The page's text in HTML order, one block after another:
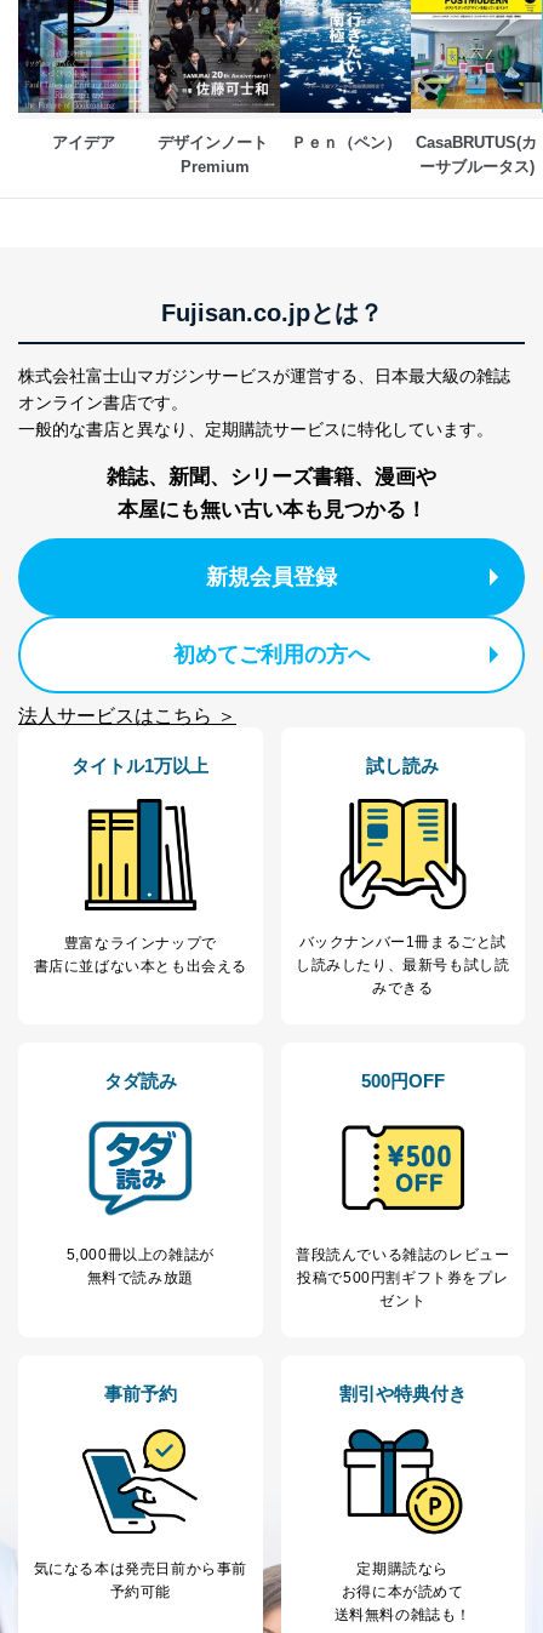
2 いただいた方の個
人情報
処、オペレーター教育など応対品
質向上のため
3
Aサービス利用者
カスタマーQ＆Aサイトの投稿内容
の確認のため
ｅメール等によるカスタマーQ＆A
ため
ｅメール等による商品、サービ
ス、キャンペーン等の広告に関す
め
6
パートナー（提携
により当社の
定期購読サービス
等をご利用の方の
購入商品配送のため
た商品の発売元企業からのｅメー
サービス、キャンペーン等の広告
SNS公式アカウン
当社のサービス利用状況の把握お
よびその分析のため
お問い合わせ対応、トラブル対
質向上のため
ー等にて公表する利用目的達成の
※上記の利用目的のうちNo.1～5については保有個人デ
ータ（開示対象個人情報）の利用目的であり、下記4.の
開示等のご請求に対応させていただきます。
各SNS運営会社様にご請求いただきますようお願い致し
３．個人情報の第三者提供について
当社は、取得した個人情報を適切に管理し､あらかじめ
本人の同意を得ることなく第三者に提供することはあり
法令に基づく場合
人の生命､身体または財産の保護のために必要がある
場合であって、本人の同意を得ることが困難であると
に特に必要がある場合であって、本人の同意を得るこ
とが困難である場合。
国の機関もしくは地方公共団体またはその委託を受け
た者が法令の定める事務を遂行することに対して協力
する必要がある場合であって、本人の同意を得ること
により当該事務の遂行に支障を及ぼすおそれがあると
き。
だ企業に、業務の一部として個人情報の取扱いを委
託・提供する場合、その業務に必要な範囲で委託・提
供先企業に個人情報を開示することがあります。
トカード決済などの決済代行・料金回収会社、広
提供先：出版社、出版物発売元、卸売会社、販売
店など商品の供給者、梱包会社、配送会社、新聞
販売店などの梱包・配送・配達会社
４．開示対象個人情報の「開示」「訂正」等の請求につ
当社は、本人から、開示対象個人情報について利用目的
の通知を求められた場合には、遅滞なくこれに応じま
アイデア
デザインノート
Premium
Ｐｅｎ（ペン）
CasaBRUTUS(カ
ーサブルータス)
Fujisan.co.jpとは？
株式会社富士山マガジンサービスが運営する、
日本最大級の雑誌
オンライン書店です。
一般的な書店と異なり、 定期購読サービスに特化しています。
雑誌、新聞、シリーズ書籍、漫画や
本屋にも無い古い本も見つかる！
新規会員登録
初めてご利用の方へ
法人サービスはこちら ＞
タイトル1万以上
豊富なラインナップで
書店に並ばない本とも出会える
試し読み
バックナンバー1冊まるごと試
し読み したり、最新号も試し読
みできる
タダ読み
5,000冊以上の雑誌が
無料で読み放題
500円OFF
普段読んでいる雑誌のレビュー
投稿で500円割ギフト券をプレ
ゼント
事前予約
気になる本は発売日前から事前
予約可能
割引や特典付き
定期購読なら
お得に本が読めて
送料無料の雑誌も！